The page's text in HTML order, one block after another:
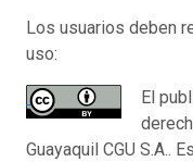
Los usuarios deben
uso:
El
Guayaquil CGU S.A..